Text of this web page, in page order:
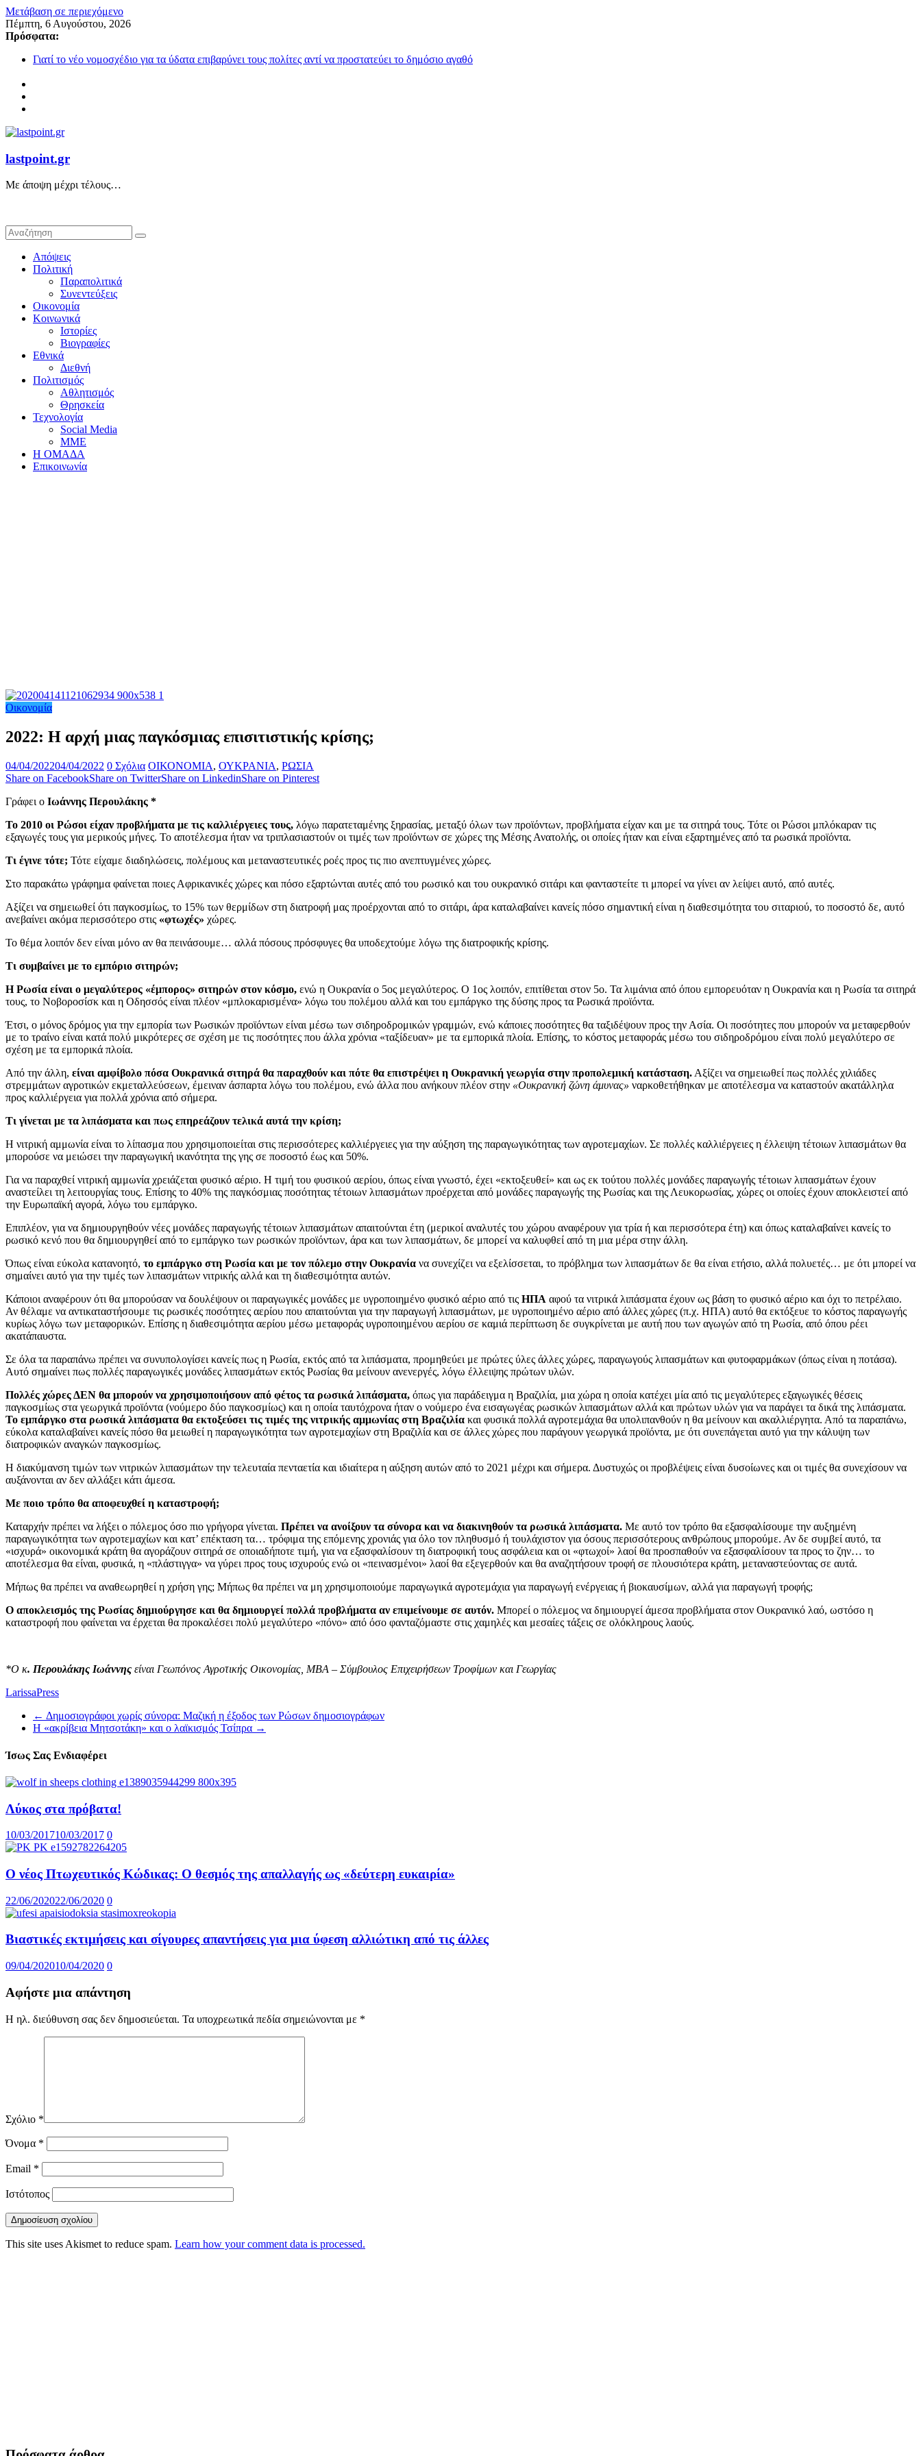
Μετάβαση σε περιεχόμενο
Πέμπτη, 6 Αυγούστου, 2026
Πρόσφατα:
Γιατί το νέο νομοσχέδιο για τα ύδατα επιβαρύνει τους πολίτες αντί να προστατεύει το δημόσιο αγαθό
lastpoint.gr
Με άποψη μέχρι τέλους…
Απόψεις
Πολιτική
Παραπολιτικά
Συνεντεύξεις
Οικονομία
Κοινωνικά
Ιστορίες
Βιογραφίες
Εθνικά
Διεθνή
Πολιτισμός
Αθλητισμός
Θρησκεία
Τεχνολογία
Social Media
ΜΜΕ
Η ΟΜΑΔΑ
Επικοινωνία
Οικονομία
2022: Η αρχή μιας παγκόσμιας επισιτιστικής κρίσης;
04/04/202204/04/2022 0 Σχόλια ΟΙΚΟΝΟΜΙΑ, ΟΥΚΡΑΝΙΑ, ΡΩΣΙΑ
Share on FacebookShare on TwitterShare on LinkedinShare on Pinterest
Γράφει ο Ιωάννης Περουλάκης *
Το 2010 οι Ρώσοι είχαν προβλήματα με τις καλλιέργειες τους, λόγω παρατεταμένης ξηρασίας, μεταξύ όλων των προϊόντων, προβλήματα είχαν και με τα σιτηρά τους. Τότε οι Ρώσοι μπλόκαραν τις
εξαγωγές τους για μερικούς μήνες. Το αποτέλεσμα ήταν να τριπλασιαστούν οι τιμές των προϊόντων σε χώρες της Μέσης Ανατολής, οι οποίες ήταν και είναι εξαρτημένες από τα ρωσικά προϊόντα.
Τι έγινε τότε; Τότε είχαμε διαδηλώσεις, πολέμους και μεταναστευτικές ροές προς τις πιο ανεπτυγμένες χώρες.
Στο παρακάτω γράφημα φαίνεται ποιες Αφρικανικές χώρες και πόσο εξαρτώνται αυτές από του ρωσικό και του ουκρανικό σιτάρι και φανταστείτε τι μπορεί να γίνει αν λείψει αυτό, από αυτές.
Αξίζει να σημειωθεί ότι παγκοσμίως, το 15% των θερμίδων στη διατροφή μας προέρχονται από το σιτάρι, άρα καταλαβαίνει κανείς πόσο σημαντική είναι η διαθεσιμότητα του σιταριού, το ποσοστό δε, αυτό
ανεβαίνει ακόμα περισσότερο στις «φτωχές» χώρες.
Το θέμα λοιπόν δεν είναι μόνο αν θα πεινάσουμε… αλλά πόσους πρόσφυγες θα υποδεχτούμε λόγω της διατροφικής κρίσης.
Τι συμβαίνει με το εμπόριο σιτηρών;
Η Ρωσία είναι ο μεγαλύτερος «έμπορος» σιτηρών στον κόσμο, ενώ η Ουκρανία ο 5ος μεγαλύτερος. Ο 1ος λοιπόν, επιτίθεται στον 5ο. Τα λιμάνια από όπου εμπορευόταν η Ουκρανία και η Ρωσία τα σιτηρά
τους, το Νοβοροσίσκ και η Οδησσός είναι πλέον «μπλοκαρισμένα» λόγω του πολέμου αλλά και του εμπάργκο της δύσης προς τα Ρωσικά προϊόντα.
Έτσι, ο μόνος δρόμος για την εμπορία των Ρωσικών προϊόντων είναι μέσω των σιδηροδρομικών γραμμών, ενώ κάποιες ποσότητες θα ταξιδέψουν προς την Ασία. Οι ποσότητες που μπορούν να μεταφερθούν
με το τραίνο είναι κατά πολύ μικρότερες σε σχέση με τις ποσότητες που άλλα χρόνια «ταξίδευαν» με τα εμπορικά πλοία. Επίσης, το κόστος μεταφοράς μέσω του σιδηροδρόμου είναι πολύ μεγαλύτερο σε
σχέση με τα εμπορικά πλοία.
Από την άλλη, είναι αμφίβολο πόσα Ουκρανικά σιτηρά θα παραχθούν και πότε θα επιστρέψει η Ουκρανική γεωργία στην προπολεμική κατάσταση. Αξίζει να σημειωθεί πως πολλές χιλιάδες
στρεμμάτων αγροτικών εκμεταλλεύσεων, έμειναν άσπαρτα λόγω του πολέμου, ενώ άλλα που ανήκουν πλέον στην «Ουκρανική ζώνη άμυνας» ναρκοθετήθηκαν με αποτέλεσμα να καταστούν ακατάλληλα
προς καλλιέργεια για πολλά χρόνια από σήμερα.
Τι γίνεται με τα λιπάσματα και πως επηρεάζουν τελικά αυτά την κρίση;
Η νιτρική αμμωνία είναι το λίπασμα που χρησιμοποιείται στις περισσότερες καλλιέργειες για την αύξηση της παραγωγικότητας των αγροτεμαχίων. Σε πολλές καλλιέργειες η έλλειψη τέτοιων λιπασμάτων θα
μπορούσε να μειώσει την παραγωγική ικανότητα της γης σε ποσοστό έως και 50%.
Για να παραχθεί νιτρική αμμωνία χρειάζεται φυσικό αέριο. Η τιμή του φυσικού αερίου, όπως είναι γνωστό, έχει «εκτοξευθεί» και ως εκ τούτου πολλές μονάδες παραγωγής τέτοιων λιπασμάτων έχουν
αναστείλει τη λειτουργίας τους. Επίσης το 40% της παγκόσμιας ποσότητας τέτοιων λιπασμάτων προέρχεται από μονάδες παραγωγής της Ρωσίας και της Λευκορωσίας, χώρες οι οποίες έχουν αποκλειστεί από
την Ευρωπαϊκή αγορά, λόγω του εμπάργκο.
Επιπλέον, για να δημιουργηθούν νέες μονάδες παραγωγής τέτοιων λιπασμάτων απαιτούνται έτη (μερικοί αναλυτές του χώρου αναφέρουν για τρία ή και περισσότερα έτη) και όπως καταλαβαίνει κανείς το
ρωσικό κενό που θα δημιουργηθεί από το εμπάργκο των ρωσικών προϊόντων, άρα και των λιπασμάτων, δε μπορεί να καλυφθεί από τη μια μέρα στην άλλη.
Όπως είναι εύκολα κατανοητό, το εμπάργκο στη Ρωσία και με τον πόλεμο στην Ουκρανία να συνεχίζει να εξελίσσεται, το πρόβλημα των λιπασμάτων δε θα είναι ετήσιο, αλλά πολυετές… με ότι μπορεί να
σημαίνει αυτό για την τιμές των λιπασμάτων νιτρικής αλλά και τη διαθεσιμότητα αυτών.
Κάποιοι αναφέρουν ότι θα μπορούσαν να δουλέψουν οι παραγωγικές μονάδες με υγροποιημένο φυσικό αέριο από τις ΗΠΑ αφού τα νιτρικά λιπάσματα έχουν ως βάση το φυσικό αέριο και όχι το πετρέλαιο.
Αν θέλαμε να αντικαταστήσουμε τις ρωσικές ποσότητες αερίου που απαιτούνται για την παραγωγή λιπασμάτων, με υγροποιημένο αέριο από άλλες χώρες (π.χ. ΗΠΑ) αυτό θα εκτόξευε το κόστος παραγωγής
κυρίως λόγω των μεταφορικών. Επίσης η διαθεσιμότητα αερίου μέσω μεταφοράς υγροποιημένου αερίου σε καμιά περίπτωση δε συγκρίνεται με αυτή που των αγωγών από τη Ρωσία, από όπου ρέει
ακατάπαυστα.
Σε όλα τα παραπάνω πρέπει να συνυπολογίσει κανείς πως η Ρωσία, εκτός από τα λιπάσματα, προμηθεύει με πρώτες ύλες άλλες χώρες, παραγωγούς λιπασμάτων και φυτοφαρμάκων (όπως είναι η ποτάσα).
Αυτό σημαίνει πως πολλές παραγωγικές μονάδες λιπασμάτων εκτός Ρωσίας θα μείνουν ανενεργές, λόγω έλλειψης πρώτων υλών.
Πολλές χώρες ΔΕΝ θα μπορούν να χρησιμοποιήσουν από φέτος τα ρωσικά λιπάσματα, όπως για παράδειγμα η Βραζιλία, μια χώρα η οποία κατέχει μία από τις μεγαλύτερες εξαγωγικές θέσεις
παγκοσμίως στα γεωργικά προϊόντα (νούμερο δύο παγκοσμίως) και η οποία ταυτόχρονα ήταν ο νούμερο ένα εισαγωγέας ρωσικών λιπασμάτων αλλά και πρώτων υλών για να παράγει τα δικά της λιπάσματα.
Το εμπάργκο στα ρωσικά λιπάσματα θα εκτοξεύσει τις τιμές της νιτρικής αμμωνίας στη Βραζιλία και φυσικά πολλά αγροτεμάχια θα υπολιπανθούν η θα μείνουν και ακαλλιέργητα. Από τα παραπάνω,
εύκολα καταλαβαίνει κανείς πόσο θα μειωθεί η παραγωγικότητα των αγροτεμαχίων στη Βραζιλία και σε άλλες χώρες που παράγουν γεωργικά προϊόντα, με ότι συνεπάγεται αυτό για την κάλυψη των
διατροφικών αναγκών παγκοσμίως.
Η διακύμανση τιμών των νιτρικών λιπασμάτων την τελευταία πενταετία και ιδιαίτερα η αύξηση αυτών από το 2021 μέχρι και σήμερα. Δυστυχώς οι προβλέψεις είναι δυσοίωνες και οι τιμές θα συνεχίσουν να
αυξάνονται αν δεν αλλάξει κάτι άμεσα.
Με ποιο τρόπο θα αποφευχθεί η καταστροφή;
Καταρχήν πρέπει να λήξει ο πόλεμος όσο πιο γρήγορα γίνεται. Πρέπει να ανοίξουν τα σύνορα και να διακινηθούν τα ρωσικά λιπάσματα. Με αυτό τον τρόπο θα εξασφαλίσουμε την αυξημένη
παραγωγικότητα των αγροτεμαχίων και κατ’ επέκταση τα… τρόφιμα της επόμενης χρονιάς για όλο τον πληθυσμό ή τουλάχιστον για όσους περισσότερους ανθρώπους μπορούμε. Αν δε συμβεί αυτό, τα
«ισχυρά» οικονομικά κράτη θα αγοράζουν σιτηρά σε οποιαδήποτε τιμή, για να εξασφαλίσουν τη διατροφική τους ασφάλεια και οι «φτωχοί» λαοί θα προσπαθούν να εξασφαλίσουν τα προς το ζην… το
αποτέλεσμα θα είναι, φυσικά, η «πλάστιγγα» να γύρει προς τους ισχυρούς ενώ οι «πεινασμένοι» λαοί θα εξεγερθούν και θα αναζητήσουν τροφή σε πλουσιότερα κράτη, μεταναστεύοντας σε αυτά.
Μήπως θα πρέπει να αναθεωρηθεί η χρήση γης; Μήπως θα πρέπει να μη χρησιμοποιούμε παραγωγικά αγροτεμάχια για παραγωγή ενέργειας ή βιοκαυσίμων, αλλά για παραγωγή τροφής;
Ο αποκλεισμός της Ρωσίας δημιούργησε και θα δημιουργεί πολλά προβλήματα αν επιμείνουμε σε αυτόν. Μπορεί ο πόλεμος να δημιουργεί άμεσα προβλήματα στον Ουκρανικό λαό, ωστόσο η
καταστροφή που φαίνεται να έρχεται θα προκαλέσει πολύ μεγαλύτερο «πόνο» από όσο φανταζόμαστε στις χαμηλές και μεσαίες τάξεις σε ολόκληρους λαούς.
*Ο κ. Περουλάκης Ιωάννης είναι Γεωπόνος Αγροτικής Οικονομίας, MBA – Σύμβουλος Επιχειρήσεων Τροφίμων και Γεωργίας
LarissaPress
← Δημοσιογράφοι χωρίς σύνορα: Μαζική η έξοδος των Ρώσων δημοσιογράφων
Η «ακρίβεια Μητσοτάκη» και ο λαϊκισμός Τσίπρα →
Ίσως Σας Ενδιαφέρει
Λύκος στα πρόβατα!
10/03/201710/03/2017 0
Ο νέος Πτωχευτικός Κώδικας: Ο θεσμός της απαλλαγής ως «δεύτερη ευκαιρία»
22/06/202022/06/2020 0
Βιαστικές εκτιμήσεις και σίγουρες απαντήσεις για μια ύφεση αλλιώτικη από τις άλλες
09/04/202010/04/2020 0
Αφήστε μια απάντηση
Η ηλ. διεύθυνση σας δεν δημοσιεύεται. Τα υποχρεωτικά πεδία σημειώνονται με *
Σχόλιο *
Όνομα *
Email *
Ιστότοπος
This site uses Akismet to reduce spam. Learn how your comment data is processed.